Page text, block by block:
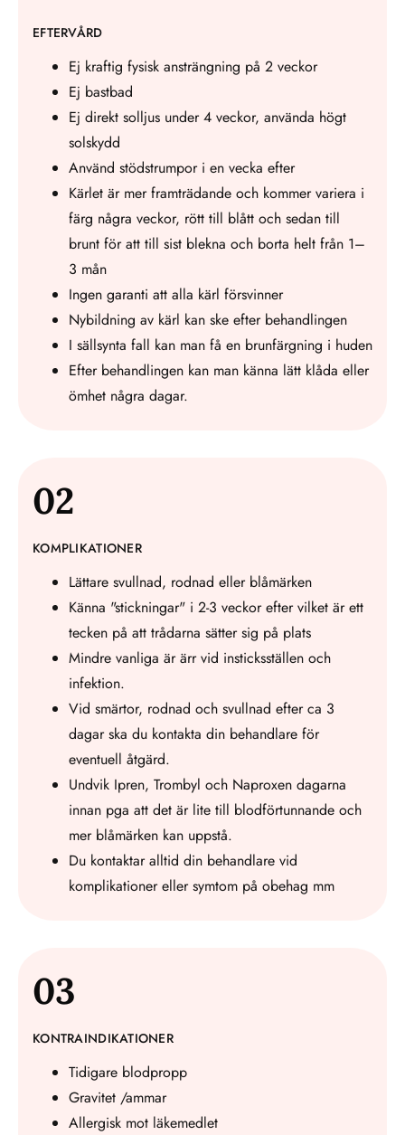
EFTERVÅRD
Ej kraftig fysisk ansträngning på 2 veckor
Ej bastbad
Ej direkt solljus under 4 veckor, använda högt
solskydd
Använd stödstrumpor i en vecka efter
Kärlet är mer framträdande och kommer variera i
färg några veckor, rött till blått och sedan till
brunt för att till sist blekna och borta helt från 1–
3 mån
Ingen garanti att alla kärl försvinner
Nybildning av kärl kan ske efter behandlingen
I sällsynta fall kan man få en brunfärgning i huden
Efter behandlingen kan man känna lätt klåda eller
ömhet några dagar.
02
KOMPLIKATIONER
Lättare svullnad, rodnad eller blåmärken
Känna "stickningar" i 2-3 veckor efter vilket är ett
tecken på att trådarna sätter sig på plats
Mindre vanliga är ärr vid insticksställen och
infektion.
Vid smärtor, rodnad och svullnad efter ca 3
dagar ska du kontakta din behandlare för
eventuell åtgärd.
Undvik Ipren, Trombyl och Naproxen dagarna
innan pga att det är lite till blodförtunnande och
mer blåmärken kan uppstå.
Du kontaktar alltid din behandlare vid
komplikationer eller symtom på obehag mm
03
KONTRAINDIKATIONER
Tidigare blodpropp
Gravitet /ammar
Allergisk mot läkemedlet